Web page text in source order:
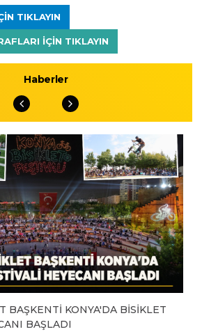
TIKLAYIN
IÇIN TIKLAYIN
Haberler
BAŞKENTİ KONYA'DA BİSİKLET
BAŞLADI